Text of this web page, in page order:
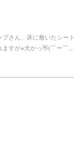
さん、床に敷いたシート
すが※犬かっ👋(￣ー￣…